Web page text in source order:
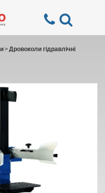
Дровоколи гідравлічні
>